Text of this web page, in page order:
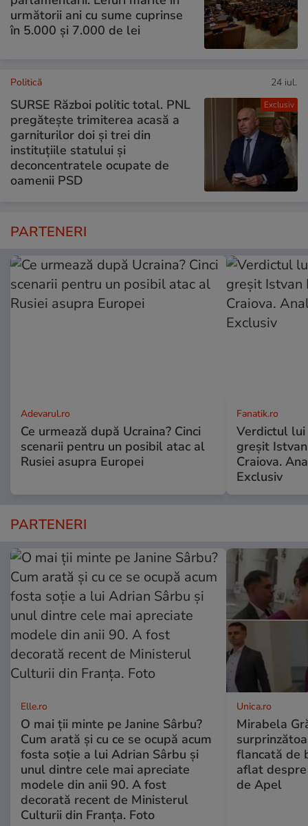
următorii ani cu sume cuprinse
în 5.000 și 7.000 de lei
Exclusiv
Politică 24 iul.
SURSE Război politic total. PNL
pregătește trimiterea acasă a
garniturilor doi și trei din
instituțiile statului și
deconcentratele ocupate de
oamenii PSD
PARTENERI
Adevarul.ro
Ce urmează după Ucraina? Cinci
scenarii pentru un posibil atac al
Rusiei asupra Europei
Fanatik.ro
Verdictul lui
greșit
Craiova.
Exclusiv
PARTENERI
Elle.ro
O mai ții minte pe Janine Sârbu?
Cum arată și cu ce se ocupă acum
fosta soție a lui Adrian Sârbu și
unul dintre cele mai apreciate
modele din anii 90. A fost
decorată recent de Ministerul
Culturii din Franța. Foto
Unica.ro
Mirabela
flancată de
aflat
de Apel